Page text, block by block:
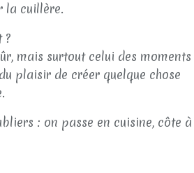
la cuillère.
?
mais surtout celui des moments
plaisir de créer quelque chose
: on passe en cuisine, côte à